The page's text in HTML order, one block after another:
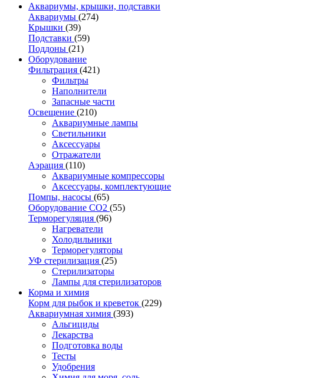
Аквариумы, крышки, подставки
Аквариумы (274)
Крышки (39)
Подставки (59)
Поддоны (21)
Оборудование
Фильтрация (421)
Фильтры
Наполнители
Запасные части
Освещение (210)
Аквариумные лампы
Светильники
Аксессуары
Отражатели
Аэрация (110)
Аквариумные компрессоры
Аксессуары, комплектующие
Помпы, насосы (65)
Оборудование CO2 (55)
Терморегуляция (96)
Нагреватели
Холодильники
Терморегуляторы
УФ стерилизация (25)
Стерилизаторы
Лампы для стерилизаторов
Корма и химия
Корм для рыбок и креветок (229)
Аквариумная химия (393)
Альгициды
Лекарства
Подготовка воды
Тесты
Удобрения